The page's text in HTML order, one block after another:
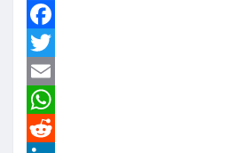
Facebook
Twitter
Email
WhatsApp